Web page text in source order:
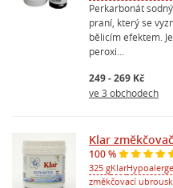
Perkarbonát
praní, který se
bělicím efektem.
peroxi...
249 - 269 Kč
ve 3 obchodech
Klar
100 %
325 gKlar
změkčovací